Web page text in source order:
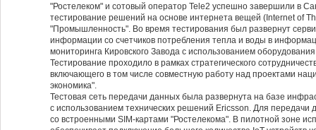
"Ростелеком" и сотовый оператор Tele2 успешно завершили в
тестирование решений на основе интернета вещей (Internet of
"Промышленность". Во время тестирования был развернут
информации со счетчиков потребления тепла и воды в
мониторинга Кировского Завода с использованием
Тестирование проходило в рамках стратегического
включающего в том числе совместную работу над проектами
экономика".
Тестовая сеть передачи данных была развернута на базе
с использованием технических решений Ericsson. Для
со встроенными SIM-картами "Ростелекома". В пилотной зоне